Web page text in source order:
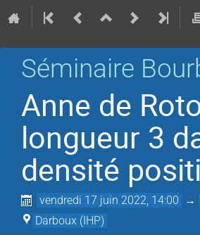
Séminaire
Anne de
longueur 3
densité
vendredi 17 juin 2022, 14:00 →
Darboux (IHP)